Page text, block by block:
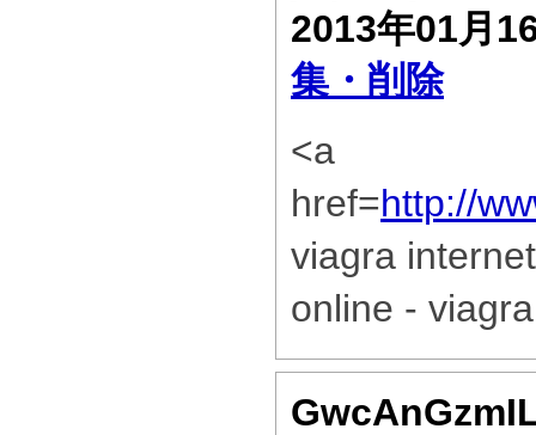
2013年01月
集・削除
<a
href=http://
viagra
online -